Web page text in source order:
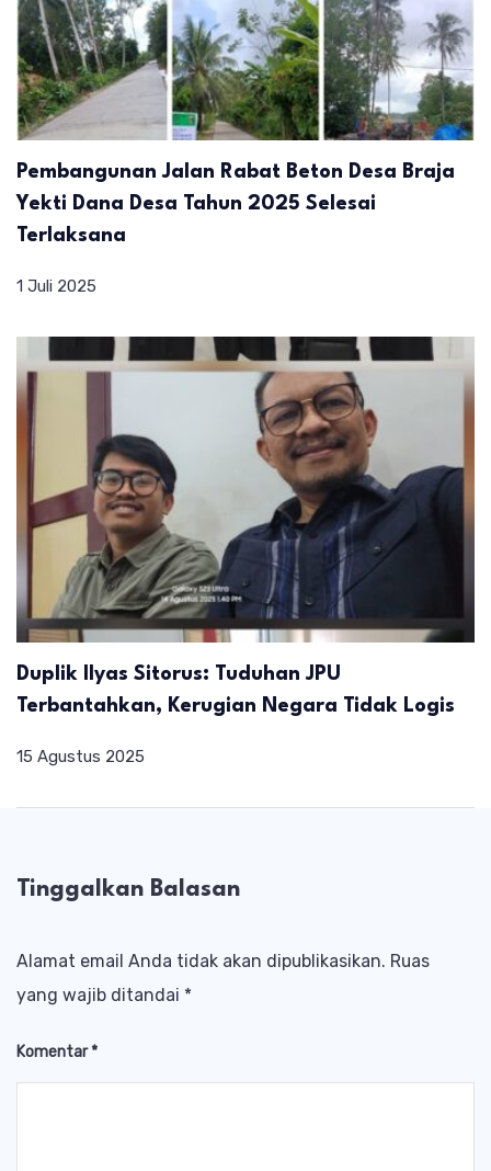
Pembangunan Jalan Rabat Beton Desa Braja
Yekti Dana Desa Tahun 2025 Selesai
Terlaksana
1 Juli 2025
Duplik Ilyas Sitorus: Tuduhan JPU
Terbantahkan, Kerugian Negara Tidak Logis
15 Agustus 2025
Tinggalkan Balasan
Alamat email Anda tidak akan dipublikasikan. Ruas
yang wajib ditandai *
Komentar*